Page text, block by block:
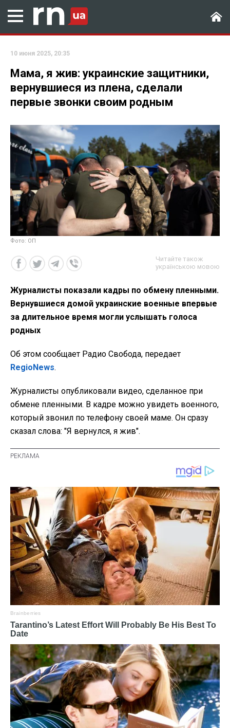
10 июня 2025, 20:35
Мама, я жив: украинские защитники,
вернувшиеся из плена, сделали
первые звонки своим родным
Фото: ОП
Читайте також
українською мовою
Журналисты показали кадры по обмену пленными.
Вернувшиеся домой украинские военные впервые
за длительное время могли услышать голоса
родных
Об этом сообщает Радио Свобода, передает
RegioNews.
Журналисты опубликовали видео, сделанное при
обмене пленными. В кадре можно увидеть военного,
который звонил по телефону своей маме. Он сразу
сказал слова: "Я вернулся, я жив".